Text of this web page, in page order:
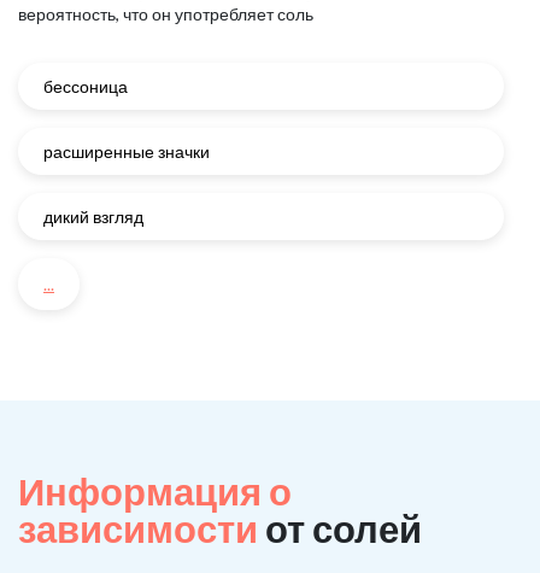
вероятность, что он употребляет соль
бессоница
расширенные значки
дикий взгляд
...
Информация о
зависимости от солей